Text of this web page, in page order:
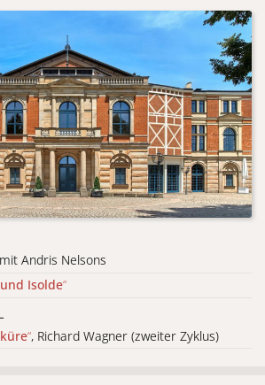
Andris Nelsons
Isolde“
“, Richard Wagner (zweiter Zyklus)